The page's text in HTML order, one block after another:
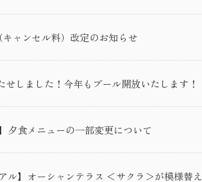
ャンセル料）改定のお知らせ
せしました！今年もプール開放いたします！
夕食メニューの一部変更について
ル】オーシャンテラス ＜サクラ＞が模様